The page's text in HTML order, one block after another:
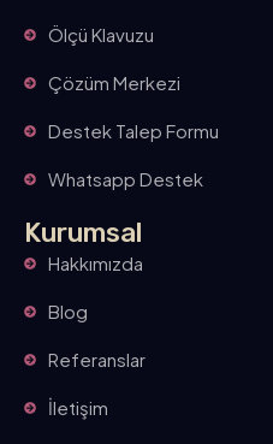
Ölçü Klavuzu
Çözüm Merkezi
Destek Talep Formu
Whatsapp Destek
Kurumsal
Hakkımızda
Blog
Referanslar
İletişim